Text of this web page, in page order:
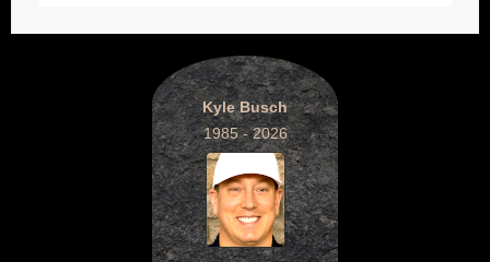
Kyle Busch
1985 - 2026